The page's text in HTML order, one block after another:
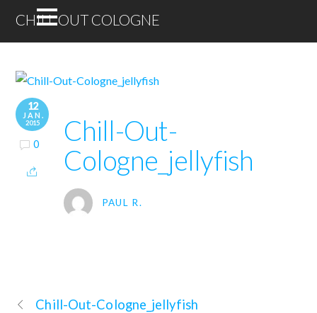
CHILL OUT COLOGNE
12
JAN.
2015
0
Chill-Out-
Cologne_jellyfish
PAUL R.
Chill-Out-Cologne_jellyfish